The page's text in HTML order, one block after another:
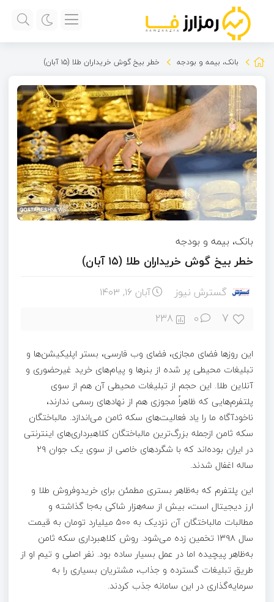
بانک، بیمه و بودجه خطر بیخ گوش خریداران طلا (۱۵ آبان)
بانک، بیمه و بودجه
خطر بیخ گوش خریداران طلا (۱۵ آبان)
گسترش نیوز آبان ۱۶, ۱۴۰۳
7
0
238
این روزها فضای مجازی، فضای وب فارسی، بستر اپلیکیشن‌ها و
تبلیغات محیطی پر شده از بنرها و پیام‌های خرید غیرحضوری و
آنلاین طلا. این حجم از تبلیغات محیطی آن هم از سوی
پلتفرم‌هایی که ظاهراً مجوزی هم از نهادهای رسمی ندارند،
ناخودآگاه ما را یاد فعالیت‌های سکه ثامن می‌اندازد. مالباختگان
سکه ثامن ازجمله بزرگ‌ترین مالباختگان کلاهبرداری‌های اینترنتی
در ایران بوده‌اند که با شگردهای خاصی از سوی یک جوان ۲۹
ساله اغفال شدند.
این پلتفرم که به‌ظاهر بستری مطمئن برای خریدوفروش طلا و
ارز دیجیتال است، بیش از سه‌هزار شاکی به‌جا گذاشته و
مطالبات مالباختگان آن نزدیک به ۵۰۰ میلیارد تومان به قیمت
سال ۱۳۹۸ تخمین زده می‌شود. روش کلاهبرداری سکه ثامن
به‌ظاهر پیچیده اما در عمل بسیار ساده بود. نفر اصلی و تیم او از
طریق تبلیغات گسترده و جذاب، مشتریان بسیاری را به
سرمایه‌گذاری در این سامانه جذب کردند.